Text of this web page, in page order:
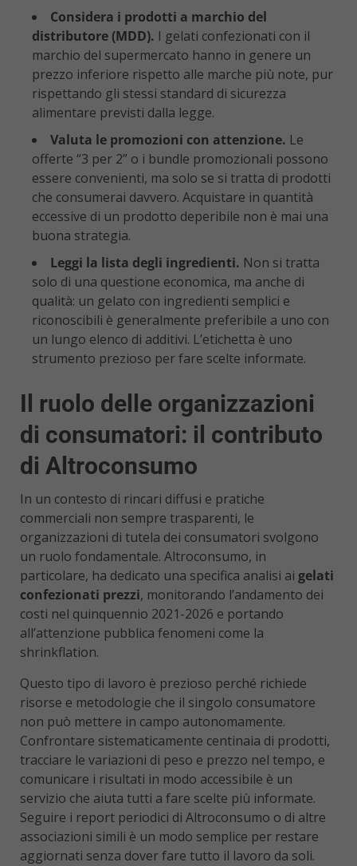
Considera i prodotti a marchio del
distributore (MDD). I gelati confezionati con il
marchio del supermercato hanno in genere un
prezzo inferiore rispetto alle marche più note, pur
rispettando gli stessi standard di sicurezza
alimentare previsti dalla legge.
Valuta le promozioni con attenzione. Le
offerte “3 per 2” o i bundle promozionali possono
essere convenienti, ma solo se si tratta di prodotti
che consumerai davvero. Acquistare in quantità
eccessive di un prodotto deperibile non è mai una
buona strategia.
Leggi la lista degli ingredienti. Non si tratta
solo di una questione economica, ma anche di
qualità: un gelato con ingredienti semplici e
riconoscibili è generalmente preferibile a uno con
un lungo elenco di additivi. L’etichetta è uno
strumento prezioso per fare scelte informate.
Il ruolo delle organizzazioni
di consumatori: il contributo
di Altroconsumo
In un contesto di rincari diffusi e pratiche
commerciali non sempre trasparenti, le
organizzazioni di tutela dei consumatori svolgono
un ruolo fondamentale. Altroconsumo, in
particolare, ha dedicato una specifica analisi ai gelati
confezionati prezzi, monitorando l’andamento dei
costi nel quinquennio 2021-2026 e portando
all’attenzione pubblica fenomeni come la
shrinkflation.
Questo tipo di lavoro è prezioso perché richiede
risorse e metodologie che il singolo consumatore
non può mettere in campo autonomamente.
Confrontare sistematicamente centinaia di prodotti,
tracciare le variazioni di peso e prezzo nel tempo, e
comunicare i risultati in modo accessibile è un
servizio che aiuta tutti a fare scelte più informate.
Seguire i report periodici di Altroconsumo o di altre
associazioni simili è un modo semplice per restare
aggiornati senza dover fare tutto il lavoro da soli.